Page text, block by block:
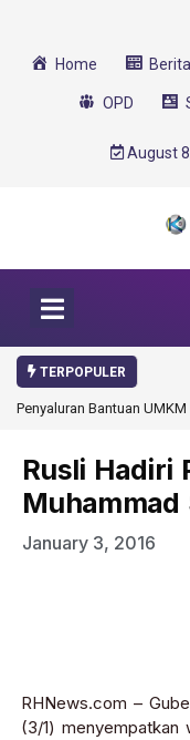
Home Berita
OPD
August
TERPOPULER
Penyaluran Bantuan
Rusli Hadiri
Muhammad
January 3, 2016
RHNews.com –
(3/1) menyempatkan